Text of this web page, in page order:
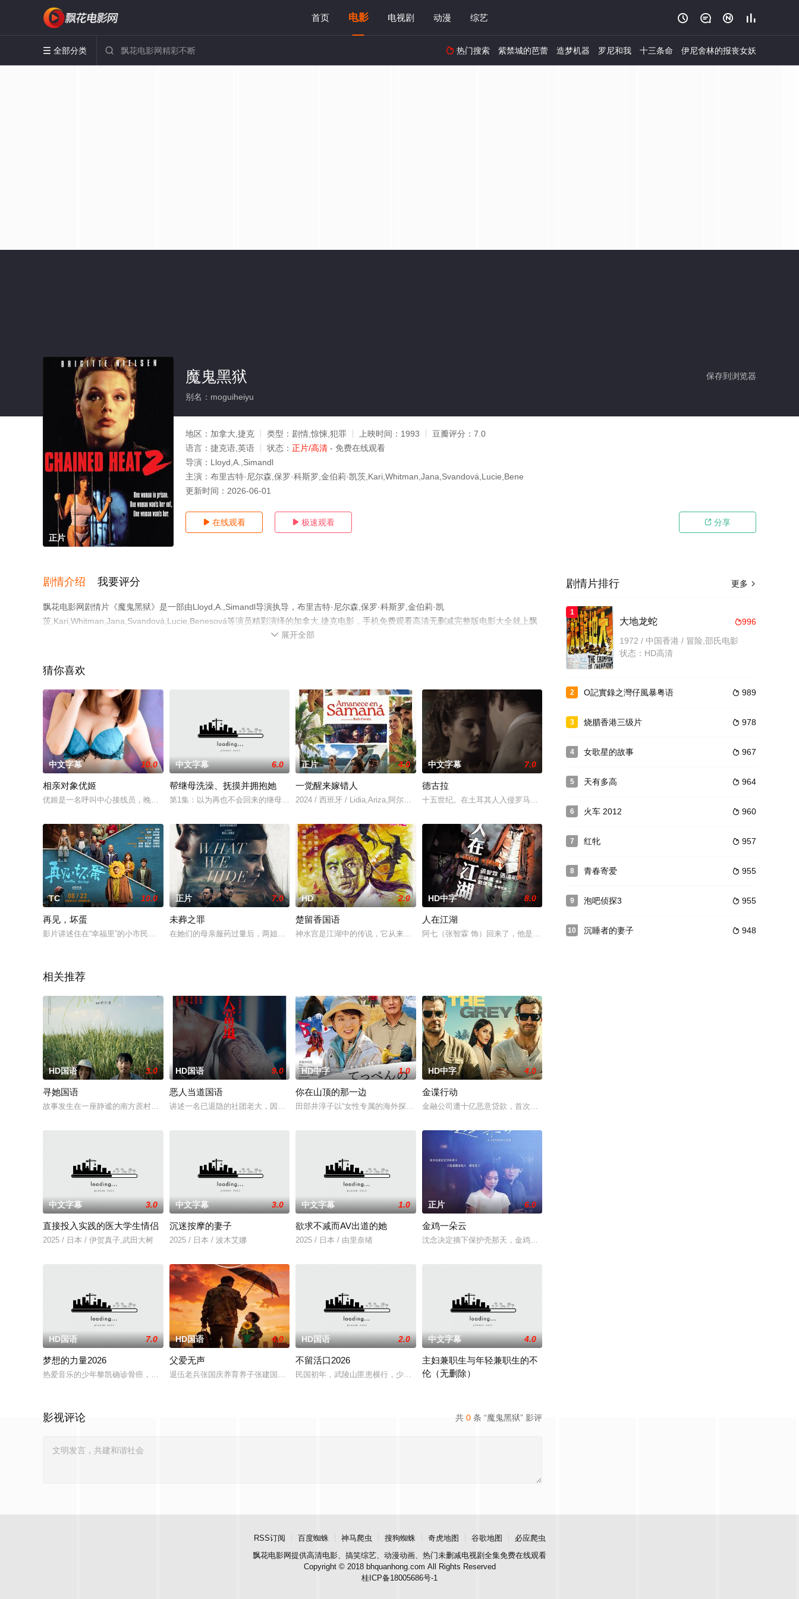
首页 电影 电视剧 动漫 综艺    
 全部分类   热门搜索 紫禁城的芭蕾 造梦机器 罗尼和我 十三条命 伊尼舍林的报丧女妖
正片
保存到浏览器
魔鬼黑狱
别名：moguiheiyu
地区： 加拿大,捷克 类型： 剧情,惊悚,犯罪 上映时间： 1993 豆瓣评分： 7.0
语言： 捷克语,英语 状态： 正片/高清 - 免费在线观看
导演： Lloyd,A.,Simandl
主演： 布里吉特·尼尔森,保罗·科斯罗,金伯莉·凯茨,Kari,Whitman,Jana,Svandová,Lucie,Bene
更新时间： 2026-06-01
 在线观看  极速观看  分享
剧情介绍 我要评分
飘花电影网剧情片《魔鬼黑狱》是一部由Lloyd,A.,Simandl导演执导，布里吉特·尼尔森,保罗·科斯罗,金伯莉·凯
茨,Kari,Whitman,Jana,Svandová,Lucie,Benesová等演员精彩演绎的加拿大,捷克电影，手机免费观看高清无删减完整版电影大全就上飘
花影院，更多相关信息可移步至豆瓣电影、电视猫或剧情网等平台了解。
 展开全部
猜你喜欢
中文字幕 10.0
相亲对象优姬
优姬是一名呼叫中心接线员，晚上上班，早上回家。优姬回家后，她那被她冷落的男友采取了特殊手段，确保她看到自己和另一个
中文字幕 6.0
帮继母洗澡、抚摸并拥抱她
第1集：以为再也不会回来的继母回到他们的单间公寓后，两人确认了对彼此的感情，并决定每月在这里单独度过一天，不用担心
正片 4.0
一觉醒来嫁错人
2024 / 西班牙 / Lidia,Ariza,阿尔佛莱德·卡斯特罗,查尔斯·丹斯
中文字幕 7.0
德古拉
十五世纪。在土耳其人入侵罗马尼亚期间，弗拉德-特佩斯王子试图带着他的妻子逃跑，但未获成功。弗拉德被
TC 10.0
再见，坏蛋
影片讲述住在“幸福里”的小市民大武（陈明昊 饰），生活过得一塌糊涂，为了帮人追债认识了小男孩豆豆（陈宇喆 饰），他
正片 7.0
未葬之罪
在她们的母亲服药过量后，两姐妹担心寄养系统会将她们分开，决定隐藏尸体。但他们的谎言可能会被发现，他们必须决定愿意在
HD 2.0
楚留香国语
神水宫是江湖中的传说，它从来不参与江湖纷争，亦没有人知道它的真身究竟在何处。近日来，武林帮派的各大帮主接连因为中了
HD中字 8.0
人在江湖
阿七（张智霖 饰）回来了，他是令黑道胆寒的专职杀手，幼年时阿七曾经亲眼目睹父亲被手下小弟发哥杀死，
相关推荐
HD国语 3.0
寻她国语
故事发生在一座静谧的南方蔗村，齐齐整整的陈凤娣（舒淇 饰）和甘耀祖（白客 饰）一家正在等待家庭新成员的诞生， 但一
HD国语 9.0
恶人当道国语
讲述一名已退隐的社团老大，因一群受收购重建问题被欺压的街坊而重出江湖的故事。
HD中字 1.0
你在山顶的那一边
田部井淳子以“女性专属的海外探险”为口号成立了女子攀登俱乐部，1975年作为珠穆朗玛峰日本女子登山队副队长兼攀登队
HD中字 4.0
金谍行动
金融公司遭十亿恶意贷款，首次讨要无果后，讨债公司老板瑞秋挺身而出。她集结布朗克和席德组成一支精英
中文字幕 3.0
直接投入实践的医大学生情侣
2025 / 日本 / 伊贺真子,武田大树
中文字幕 3.0
沉迷按摩的妻子
2025 / 日本 / 波木艾娜
中文字幕 1.0
欲求不减而AV出道的她
2025 / 日本 / 由里奈绪
正片 6.0
金鸡一朵云
沈念决定摘下保护壳那天，金鸡镇同所有的往常一样，只是秦朗嗦完一碗米粉后，还是以掠夺者的身份向她告
HD国语 7.0
梦想的力量2026
热爱音乐的少年黎凯确诊骨癌，在生命最后时光里，他隐瞒病情坚持创作，渴望得到爱豆回应。母亲联合同学们秘密学唱他的歌。
HD国语 4.0
父爱无声
退伍老兵张国庆养育养子张建国，建国因提亲被拒、青梅竹马安晓云意外离世沉沦，后外出闯荡受挫。张国庆病重仍托战友助子，
HD国语 2.0
不留活口2026
民国初年，武陵山匪患横行，少年老幺因“白虎队”土匪与线人告密而家破人亡，被迫从军十载。他携恨归来，精心设局，以交易
中文字幕 4.0
主妇兼职生与年轻兼职生的不
伦（无删除）
共 0 条 “魔鬼黑狱” 影评
影视评论
更多 
剧情片排行
1
996
大地龙蛇
1972 / 中国香港 / 冒险,邵氏电影
状态：HD高清
2  989
O記實錄之灣仔風暴粤语
3  978
烧腊香港三级片
4  967
女歌星的故事
5  964
天有多高
6  960
火车 2012
7  957
红牝
8  955
青春寄爱
9  955
泡吧侦探3
10  948
沉睡者的妻子
RSS订阅 百度蜘蛛 神马爬虫 搜狗蜘蛛 奇虎地图 谷歌地图
必应爬虫
飘花电影网提供高清电影、搞笑综艺、动漫动画、热门未删减电视剧全集免费在线观看
Copyright © 2018 bhquanhong.com All Rights Reserved
桂ICP备18005686号-1